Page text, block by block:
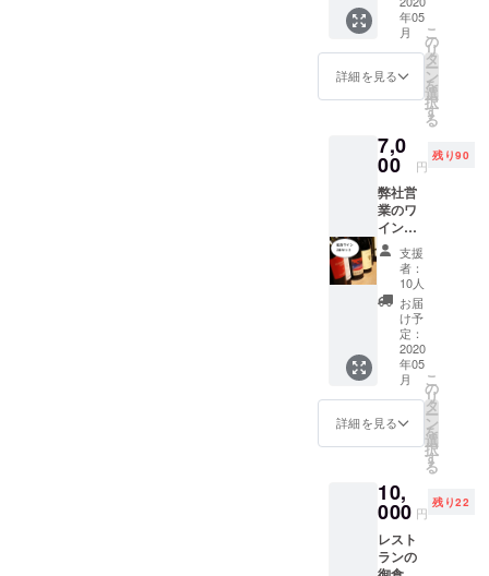
りにお
召し上
がりく
ださ
い。
1セット
りいた
しま
す。 通
常4200
円を
→3500
円でご
購入い
ただけ
ます。
送料・
税込み
です。
※複数ご
希望の
旦ご購
入いた
トで2つ
目が簡
単に買
えま
す。
名物料
「バッ
クリブ
のブレ
リュフ
のリ
ゾット
を組み
込んだ
全7品の
特別
コー
ス。
コース
内容：
・ア
ミュー
ズ ・前
菜 ・パ
スタ ・
メイン
物バッ
クリブ
ゼ」 ・
香り高
円/お1
人様分
レスト
ラン再
開時に
ご利用
ける
コース
料理+乾
杯ス
パーク
リング
がつい
たチ
ケット
です。
通常の
コース
をアレ
ンジ
し、
ヴィ
ヴァッ
理
「バッ
クリブ
のブレ
ゼ」と
年05
月
詳細を見る
こ
の
リ
タ
ー
ン
を
選
択
す
る
7,0
00 円
残り90
弊社営
業のワ
イン
ショッ
プ「ボ
ンアミ
コ」よ
り紅白
ワイン2
本セッ
トをお
届けい
たしま
す。 紅
白ワイ
ンセッ
円相当
+送料
900円
=8050
円を
支援
者：
10人
お届
け予
定：
2020
年05
月
詳細を見る
こ
の
リ
タ
ー
ン
を
選
択
す
る
10,
000 円
残り22
レスト
ランの